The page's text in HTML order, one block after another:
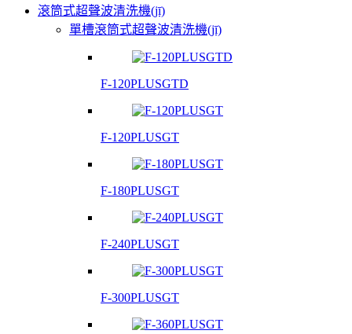
滾筒式超聲波清洗機(jī)
單槽滾筒式超聲波清洗機(jī)
F-120PLUSGTD
F-120PLUSGT
F-180PLUSGT
F-240PLUSGT
F-300PLUSGT